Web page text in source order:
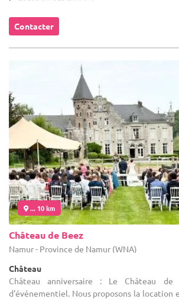
Contacter
... 10 km
Château de Beez
Namur - Province de Namur (WNA)
Château
Château anniversaire : Le Château
d'événementiel. Nous proposons la location